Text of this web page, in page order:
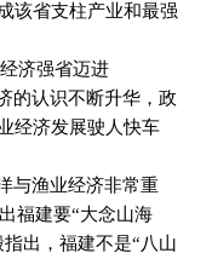
该省支柱产业和最强
济强省迈进
的认识不断升华，政
经济发展驶人快车
与渔业经济非常重
福建要“大念山海
出，福建不是“八山